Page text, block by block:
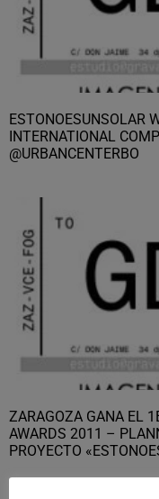
ESTONOESUNSOLAR
INTERNATIONAL
@URBANCENTERBO
ZARAGOZA GANA EL
AWARDS 2011 –
PROYECTO